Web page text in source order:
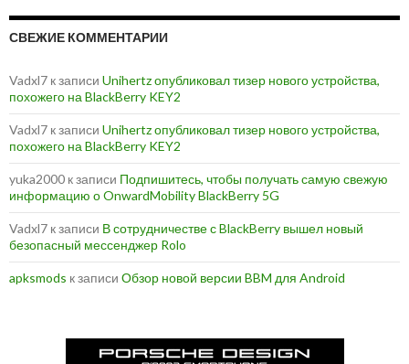
СВЕЖИЕ КОММЕНТАРИИ
Vadxl7 к записи Unihertz опубликовал тизер нового устройства,
похожего на BlackBerry KEY2
Vadxl7 к записи Unihertz опубликовал тизер нового устройства,
похожего на BlackBerry KEY2
yuka2000 к записи Подпишитесь, чтобы получать самую свежую
информацию о OnwardMobility BlackBerry 5G
Vadxl7 к записи В сотрудничестве с BlackBerry вышел новый
безопасный мессенджер Rolo
apksmods к записи Обзор новой версии BBM для Android